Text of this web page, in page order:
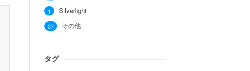
Silverlight
1
その他
27
タグ